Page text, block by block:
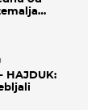
HAJDUK: